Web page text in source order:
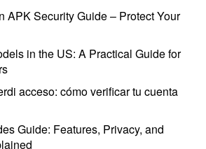
APK Security Guide – Protect Your
in the US: A Practical Guide for
acceso: cómo verificar tu cuenta
Guide: Features, Privacy, and